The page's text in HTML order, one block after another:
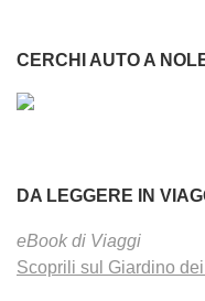
CERCHI AUTO A
DA LEGGERE IN
eBook di Viaggi
Scoprili sul Giardino